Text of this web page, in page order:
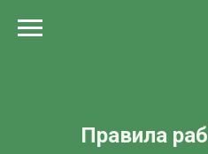
Правила